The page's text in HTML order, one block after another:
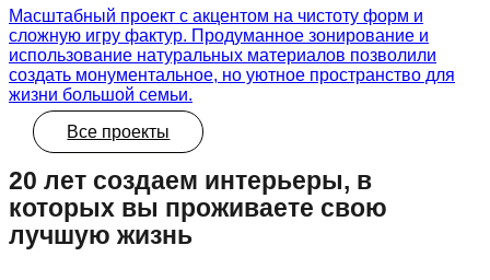
Масштабный проект с акцентом на чистоту форм и
сложную игру фактур. Продуманное зонирование и
использование натуральных материалов позволили
создать монументальное, но уютное пространство для
жизни большой семьи.
Все проекты
20 лет создаем интерьеры, в
которых вы проживаете свою
лучшую жизнь